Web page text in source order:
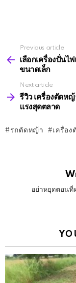
more
Previous article
เลือกเครื่องปั่นไ
ขนาดเล็ก
Next article
รีวิว เครื่องตัดห
แรงสุดตลาด
รถตัดหญ้า เครื่อ
อย่าหยุดตอนที่